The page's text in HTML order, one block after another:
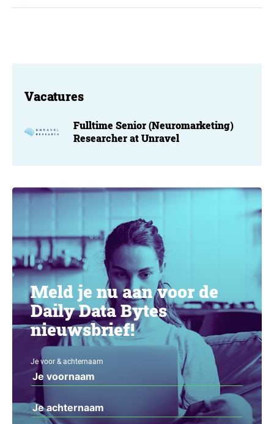
Vacatures
Fulltime Senior (Neuromarketing)
Researcher at Unravel
Meld je nu aan voor de
Daily Data Bytes
nieuwsbrief!
Je voor & achternaam